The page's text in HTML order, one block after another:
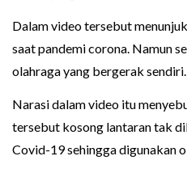
Dalam video tersebut
saat pandemi corona. Namun
olahraga yang bergerak sendiri.
Narasi dalam video itu
tersebut kosong lantaran tak
Covid-19 sehingga digunakan